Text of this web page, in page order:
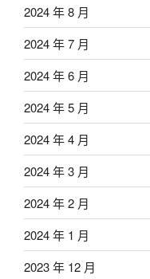
2024 年 8 月
2024 年 7 月
2024 年 6 月
2024 年 5 月
2024 年 4 月
2024 年 3 月
2024 年 2 月
2024 年 1 月
2023 年 12 月